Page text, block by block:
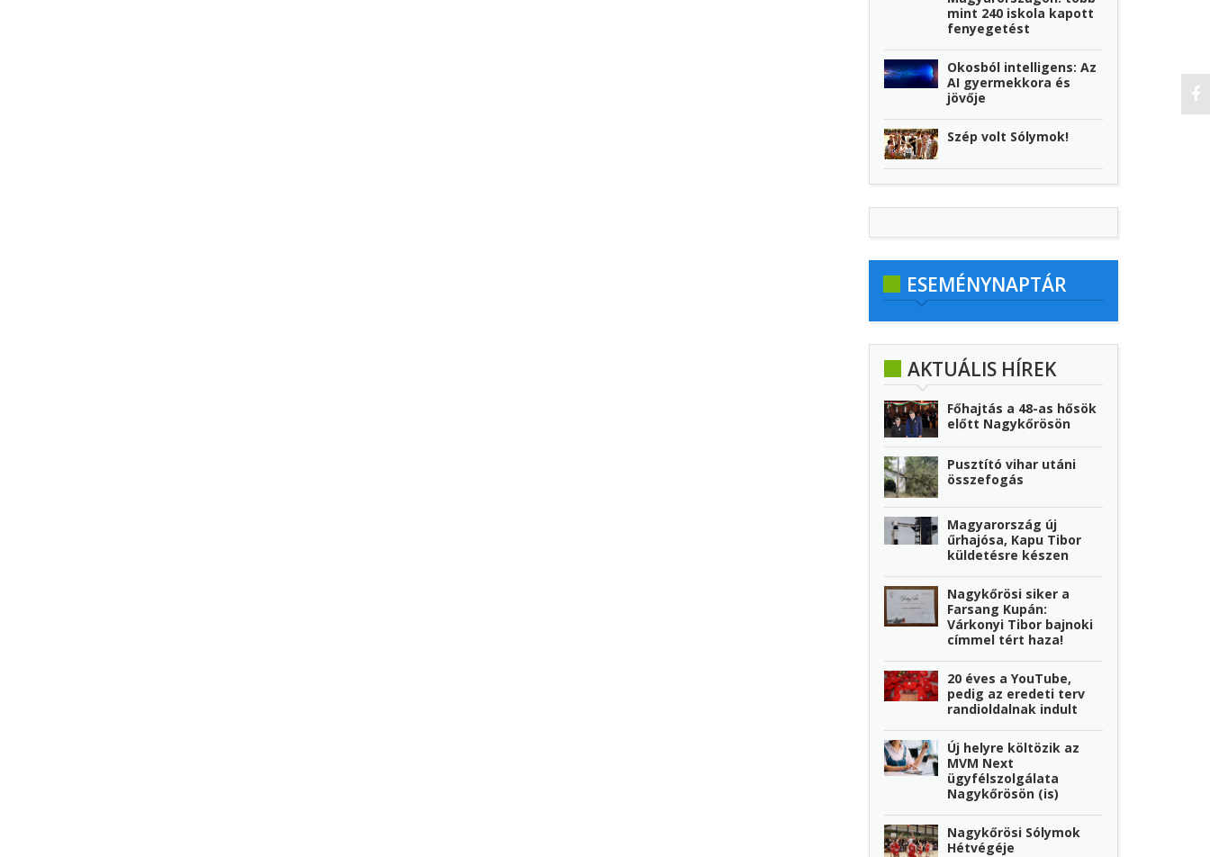
mint 240 iskola kapott
fenyegetést
Okosból intelligens: Az
AI gyermekkora és
jövője
Szép volt Sólymok!
ESEMÉNYNAPTÁR
AKTUÁLIS HÍREK
Főhajtás a 48-as hősök
előtt Nagykőrösön
Pusztító vihar utáni
összefogás
Magyarország új
űrhajósa, Kapu Tibor
küldetésre készen
Nagykőrösi siker a
Farsang Kupán:
Várkonyi Tibor bajnoki
címmel tért haza!
20 éves a YouTube,
pedig az eredeti terv
randioldalnak indult
Új helyre költözik az
MVM Next
ügyfélszolgálata
Nagykőrösön (is)
Nagykőrösi Sólymok
Hétvégéje